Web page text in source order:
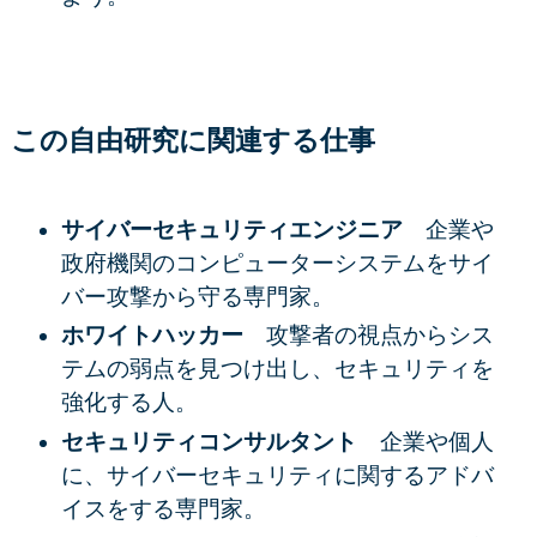
この自由研究に関連する仕事
サイバーセキュリティエンジニア 企業や
政府機関のコンピューターシステムをサイ
バー攻撃から守る専門家。
ホワイトハッカー 攻撃者の視点からシス
テムの弱点を見つけ出し、セキュリティを
強化する人。
セキュリティコンサルタント 企業や個人
に、サイバーセキュリティに関するアドバ
イスをする専門家。